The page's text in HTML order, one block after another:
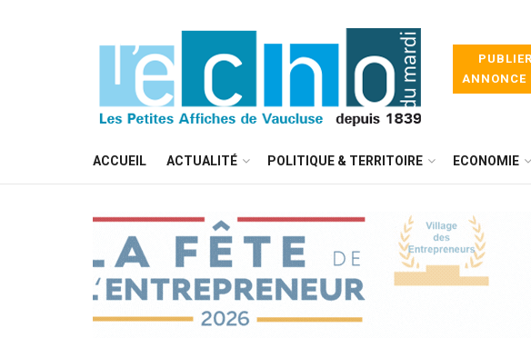
ANNONCE
ACCUEIL ACTUALITÉ POLITIQUE & TERRITOIRE ECONOMIE